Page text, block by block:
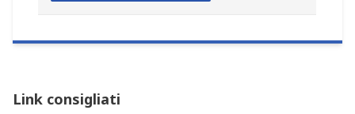
Link consigliati